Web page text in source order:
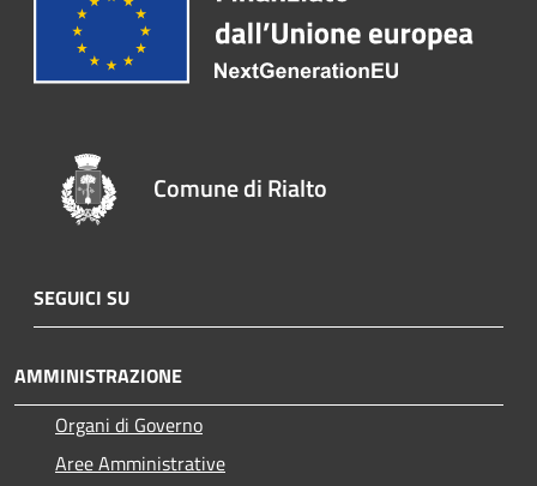
Comune di Rialto
SEGUICI SU
AMMINISTRAZIONE
Organi di Governo
Aree Amministrative